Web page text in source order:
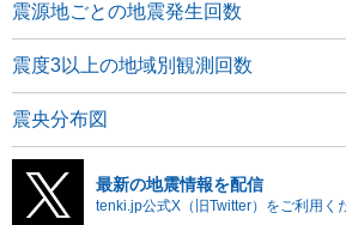
震源地ごとの地震発生回数
震度3以上の地域別観測回数
震央分布図
最新の地震情報を配信
tenki.jp公式X（旧Twitter）をご利用く